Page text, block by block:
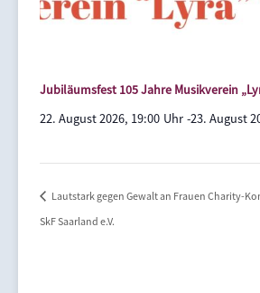
Jubiläumsfest 105 Jahre Musikverein
22. August 2026, 19:00
-23. August
Lautstark gegen Gewalt an Frauen Charity-
SkF Saarland e.V.